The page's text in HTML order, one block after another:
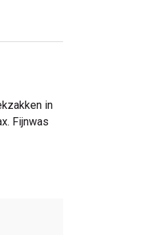
in
Fijnwas